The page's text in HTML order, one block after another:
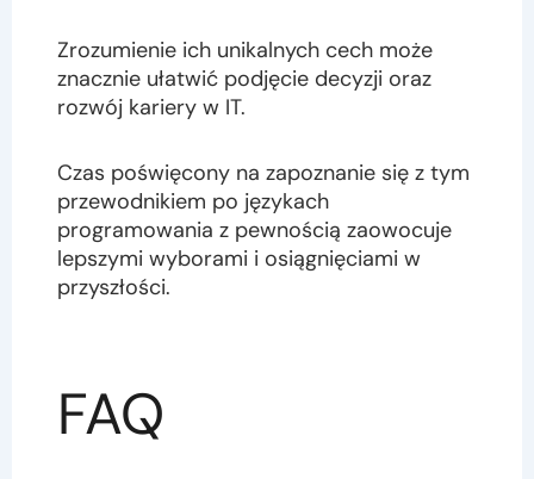
Zrozumienie ich unikalnych cech może
znacznie ułatwić podjęcie decyzji oraz
rozwój kariery w IT.
Czas poświęcony na zapoznanie się z tym
przewodnikiem po językach
programowania z pewnością zaowocuje
lepszymi wyborami i osiągnięciami w
przyszłości.
FAQ